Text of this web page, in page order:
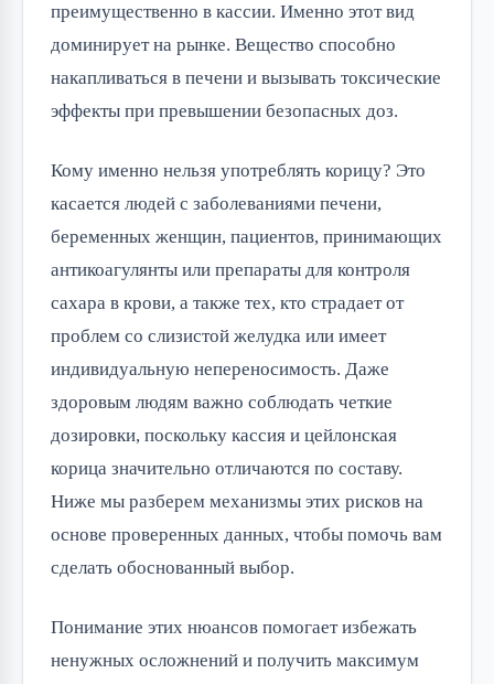
преимущественно в кассии. Именно этот вид
доминирует на рынке. Вещество способно
накапливаться в печени и вызывать токсические
эффекты при превышении безопасных доз.
Кому именно нельзя употреблять корицу? Это
касается людей с заболеваниями печени,
беременных женщин, пациентов, принимающих
антикоагулянты или препараты для контроля
сахара в крови, а также тех, кто страдает от
проблем со слизистой желудка или имеет
индивидуальную непереносимость. Даже
здоровым людям важно соблюдать четкие
дозировки, поскольку кассия и цейлонская
корица значительно отличаются по составу.
Ниже мы разберем механизмы этих рисков на
основе проверенных данных, чтобы помочь вам
сделать обоснованный выбор.
Понимание этих нюансов помогает избежать
ненужных осложнений и получить максимум